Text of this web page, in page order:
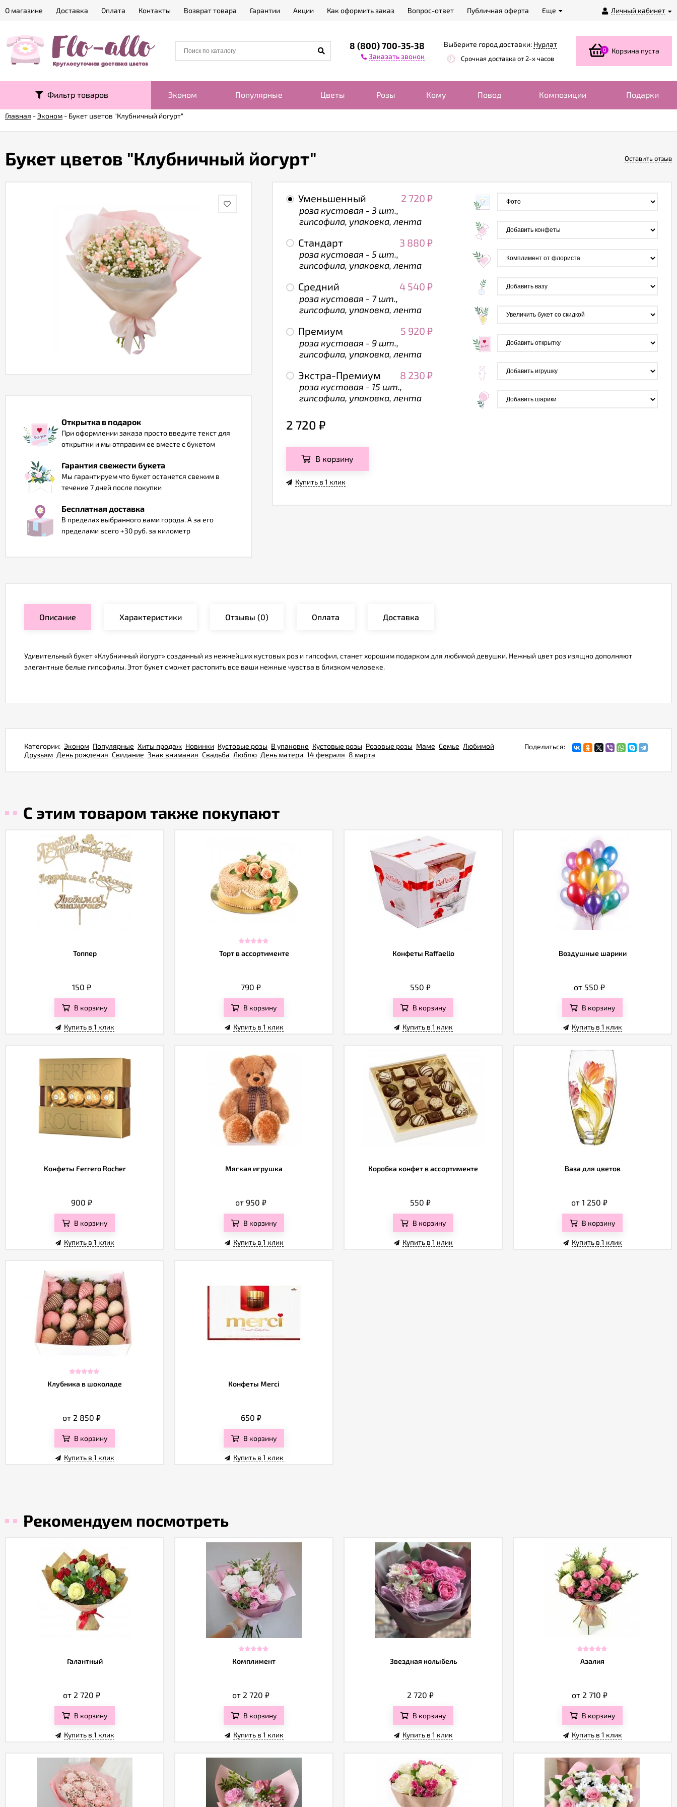
Личный кабинет
О магазине Доставка Оплата Контакты Возврат товара Гарантии Акции Как оформить заказ Вопрос-ответ Публичная оферта Еще
8 (800) 700-35-38
Заказать звонок
Выберите город доставки: Нурлат
Срочная доставка от 2-х часов
0 Корзина пуста
Фильтр товаров Эконом Популярные Цветы Розы Кому Повод Композиции Подарки
Главная -Эконом - Букет цветов "Клубничный йогурт"
Букет цветов "Клубничный йогурт" Оставить отзыв
Открытка в подарок
При оформлении заказа просто введите текст для
открытки и мы отправим ее вместе с букетом
Гарантия свежести букета
Мы гарантируем что букет останется свежим в
течение 7 дней после покупки
Бесплатная доставка
В пределах выбранного вами города. А за его
пределами всего +30 руб. за километр
Уменьшенный 2 720 ₽
роза кустовая - 3 шт.,
гипсофила, упаковка, лента
Стандарт 3 880 ₽
роза кустовая - 5 шт.,
гипсофила, упаковка, лента
Средний 4 540 ₽
роза кустовая - 7 шт.,
гипсофила, упаковка, лента
Премиум 5 920 ₽
роза кустовая - 9 шт.,
гипсофила, упаковка, лента
Экстра-Премиум 8 230 ₽
роза кустовая - 15 шт.,
гипсофила, упаковка, лента
2 720 ₽
В корзину
Купить в 1 клик
Описание Характеристики Отзывы (0) Оплата Доставка
Удивительный букет «Клубничный йогурт» созданный из нежнейших кустовых роз и гипсофил, станет хорошим подарком для любимой девушки. Нежный цвет роз изящно дополняют
элегантные белые гипсофилы. Этот букет сможет растопить все ваши нежные чувства в близком человеке.
Поделиться:
Категории: Эконом Популярные Хиты продаж Новинки Кустовые розы В упаковке Кустовые розы Розовые розы Маме Семье Любимой
Друзьям День рождения Свидание Знак внимания Свадьба Люблю День матери 14 февраля 8 марта
С этим товаром также покупают
Топпер
150 ₽
В корзину
Купить в 1 клик
Торт в ассортименте
790 ₽
В корзину
Купить в 1 клик
Конфеты Raffaello
550 ₽
В корзину
Купить в 1 клик
Воздушные шарики
от 550 ₽
В корзину
Купить в 1 клик
Конфеты Ferrero Rocher
900 ₽
В корзину
Купить в 1 клик
Мягкая игрушка
от 950 ₽
В корзину
Купить в 1 клик
Коробка конфет в ассортименте
550 ₽
В корзину
Купить в 1 клик
Ваза для цветов
от 1 250 ₽
В корзину
Купить в 1 клик
Клубника в шоколаде
от 2 850 ₽
В корзину
Купить в 1 клик
Конфеты Merci
650 ₽
В корзину
Купить в 1 клик
Рекомендуем посмотреть
Галантный
от 2 720 ₽
В корзину
Купить в 1 клик
Комплимент
от 2 720 ₽
В корзину
Купить в 1 клик
Звездная колыбель
2 720 ₽
В корзину
Купить в 1 клик
Азалия
от 2 710 ₽
В корзину
Купить в 1 клик